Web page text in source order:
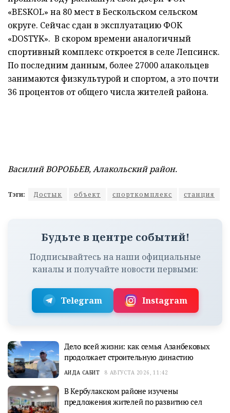
«BESKOL» на 80 мест в Бескольском сельском
округе. Сейчас сдан в эксплуатацию ФОК
«DOSTYK». В скором времени аналогичный
спортивный комплекс откроется в селе Лепсинск.
По последним данным, более 27000 алакольцев
занимаются физкультурой и спортом, а это почти
36 процентов от общего числа жителей района.
Василий ВОРОБЬЕВ, Алакольский район.
Тэги: Достык объект спорткомплекс станция
Будьте в центре событий!
Подписывайтесь на наши официальные
каналы и получайте новости первыми:
Telegram Instagram
Дело всей жизни: как семья Азанбековых
продолжает строительную династию
АИДА САБИТ 8 АВГУСТА 2026, 11:42
В Кербулакском районе изучены
предложения жителей по развитию сел